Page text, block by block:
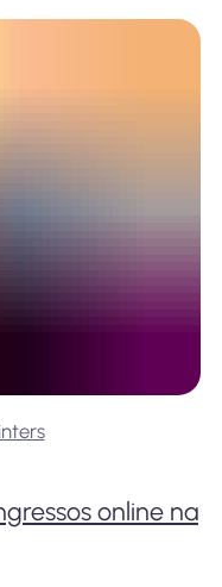
online na